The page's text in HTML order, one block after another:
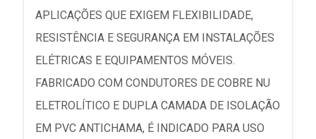
APLICAÇÕES QUE EXIGEM FLEXIBILIDADE,
RESISTÊNCIA E SEGURANÇA EM INSTALAÇÕES
ELÉTRICAS E EQUIPAMENTOS MÓVEIS.
FABRICADO COM CONDUTORES DE COBRE NU
ELETROLÍTICO E DUPLA CAMADA DE ISOLAÇÃO
EM PVC ANTICHAMA, É INDICADO PARA USO